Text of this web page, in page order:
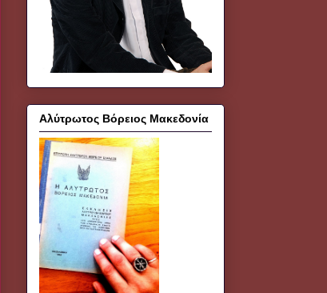
Αλύτρωτος Βόρειος Μακεδονία